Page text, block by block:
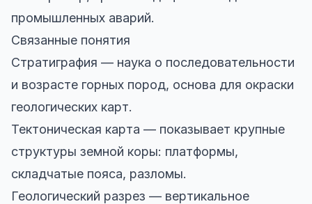
промышленных аварий.
Связанные понятия
Стратиграфия — наука о последовательности
и возрасте горных пород, основа для окраски
геологических карт.
Тектоническая карта — показывает крупные
структуры земной коры: платформы,
складчатые пояса, разломы.
Геологический разрез — вертикальное